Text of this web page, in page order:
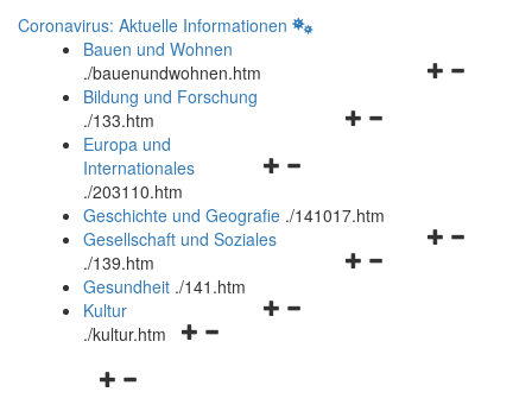
Coronavirus: Aktuelle Informationen
Bauen und Wohnen
./bauenundwohnen.htm
Navigationsmenü
Bildung und Forschung
./133.htm
Navigationsmenü
und
schließen
Europa und
Internationales
./203110.htm
Geschichte und Geografie ./141017.htm
Navigationsmenü
Gesellschaft und Soziales
./139.htm
Navigationsmenü
Gesundheit ./141.htm
Navigationsmenü
Kultur
./kultur.htm
Navigationsmenü